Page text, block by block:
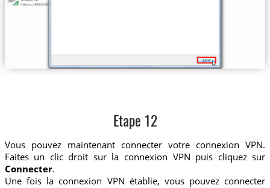
Etape 12
Vous pouvez maintenant connecter votre connexion VPN.
Faites un clic droit sur la connexion VPN puis cliquez sur
Connecter.
Une fois la connexion VPN établie, vous pouvez connecter